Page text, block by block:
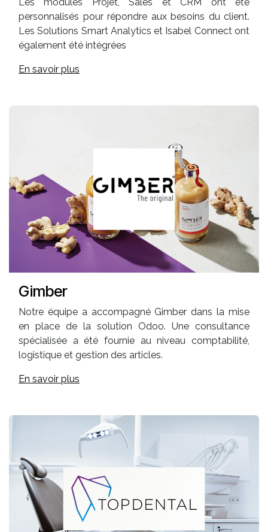
personnalisés pour répondre aux besoins du client.
Les Solutions Smart Analytics et Isabel Connect ont
également été intégrées
En savoir plus
Gimber
Notre équipe a accompagné Gimber dans la mise
en place de la solution Odoo. Une consultance
spécialisée a été fournie au niveau comptabilité,
logistique et gestion des articles.
En savoir plus